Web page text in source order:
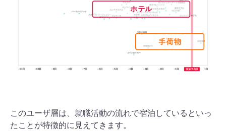
このユーザ層は、就職活動の流れで宿泊しているといっ
たことが特徴的に見えてきます。